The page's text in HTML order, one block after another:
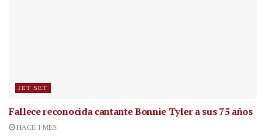
JET SET
Fallece reconocida cantanteBonnie Tyler a sus 75 años
HACE 1 MES